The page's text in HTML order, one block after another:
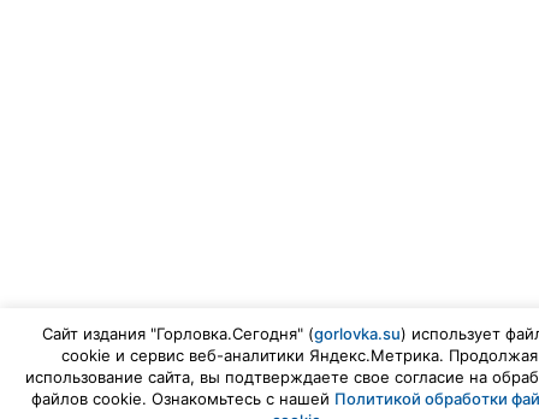
Сайт издания "Горловка.Сегодня" (gorlovka.su) использует
cookie и сервис веб-аналитики Яндекс.Метрика. Продолжая
использование сайта, вы подтверждаете свое согласие на
файлов cookie. Ознакомьтесь с нашей Политикой обработки